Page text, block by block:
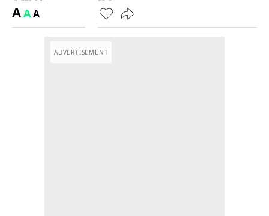
AAA
ADVERTISEMENT